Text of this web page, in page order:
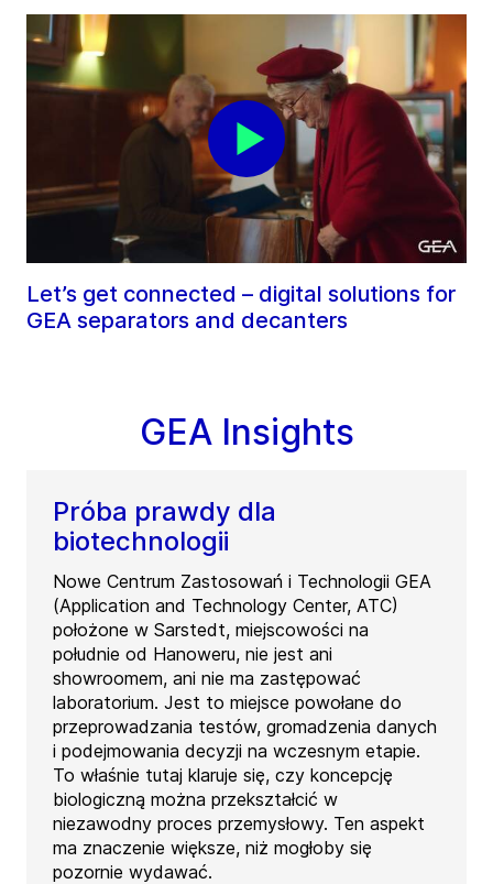
Let’s get connected – digital solutions for
GEA separators and decanters
GEA Insights
Próba prawdy dla
biotechnologii
Nowe Centrum Zastosowań i Technologii GEA
(Application and Technology Center, ATC)
położone w Sarstedt, miejscowości na
południe od Hanoweru, nie jest ani
showroomem, ani nie ma zastępować
laboratorium. Jest to miejsce powołane do
przeprowadzania testów, gromadzenia danych
i podejmowania decyzji na wczesnym etapie.
To właśnie tutaj klaruje się, czy koncepcję
biologiczną można przekształcić w
niezawodny proces przemysłowy. Ten aspekt
ma znaczenie większe, niż mogłoby się
pozornie wydawać.